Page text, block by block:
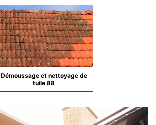
Démoussage et nettoyage de
tuile 88